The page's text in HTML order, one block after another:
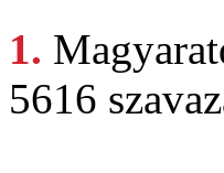
1.
5616